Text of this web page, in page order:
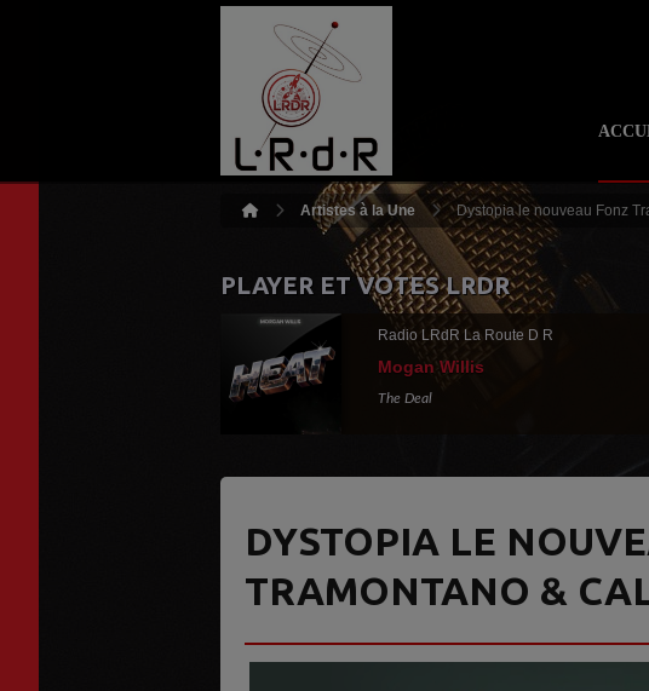
Artistes à la Une Dystopia le nouveau Fonz
PLAYER ET VOTES LRDR
Radio LRdR La Route D R
Mogan Willis
The Deal
DYSTOPIA LE
TRAMONTANO &